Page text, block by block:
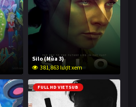
Silo (Mùa 3)
381,863 lượt xem
FULL HD VIETSUB